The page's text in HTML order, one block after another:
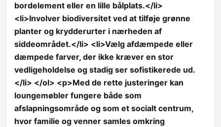
bordelement eller en lille bålplats.</li>
<li>Involver biodiversitet ved at tilføje grønne
planter og krydderurter i nærheden af
siddeområdet.</li> <li>Vælg afdæmpede eller
dæmpede farver, der ikke kræver en stor
vedligeholdelse og stadig ser sofistikerede ud.
</li> </ol> <p>Med de rette justeringer kan
loungemøbler fungere både som
afslapningsområde og som et socialt centrum,
hvor familie og venner samles omkring